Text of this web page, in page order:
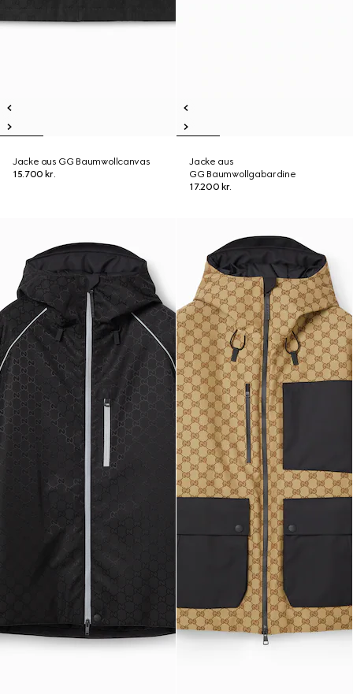
Jacke aus GG Baumwollcanvas
15.700 kr.
Jacke aus
GG Baumwollgabardine
17.200 kr.